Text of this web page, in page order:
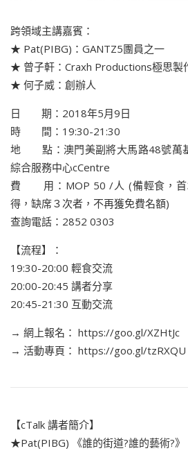
跨領域主講嘉賓：
★ Pat(PIBG)：GANTZ5團員之一
★ 曾子軒：Craxh Productions極思製
★ 何子威：創辦人
日 期：2018年5月9日
時 間：19:30-21:30
地 點：澳門美副將大馬路48號萬
綜合服務中心cCentre
費 用：MOP 50 /人 (備輕食，首
得，缺席３次者，不再獲免費名額)
查詢電話：2852 0303
【流程】：
19:30-20:00 輕食交流
20:00-20:45 講者分享
20:45-21:30 互動交流
→ 網上報名： https://goo.gl/XZHtJc
→ 活動專頁： https://goo.gl/tzRXQU
【cTalk 講者簡介】
★Pat(PIBG) 《誰的街道?誰的藝術?》